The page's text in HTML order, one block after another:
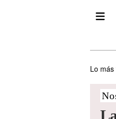
Lo más